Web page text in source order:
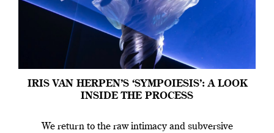
IRIS VAN HERPEN’S ‘SYMPOIESIS’: A LOOK
INSIDE THE PROCESS
We return to the raw intimacy and subversive